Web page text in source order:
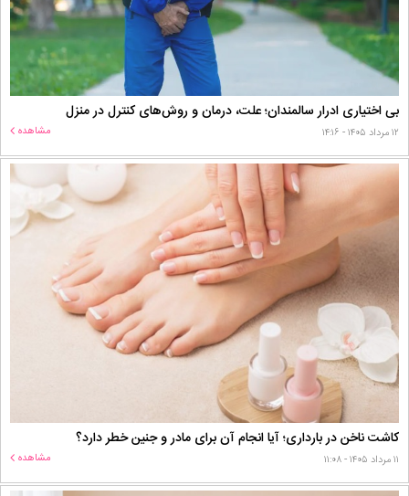
بی اختیاری ادرار سالمندان؛ علت، درمان و روش‌های کنترل در منزل
۱۲ مرداد ۱۴۰۵ - ۱۴:۱۶ مشاهده
کاشت ناخن در بارداری؛ آیا انجام آن برای مادر و جنین خطر دارد؟
۱۱ مرداد ۱۴۰۵ - ۱۱:۰۸ مشاهده